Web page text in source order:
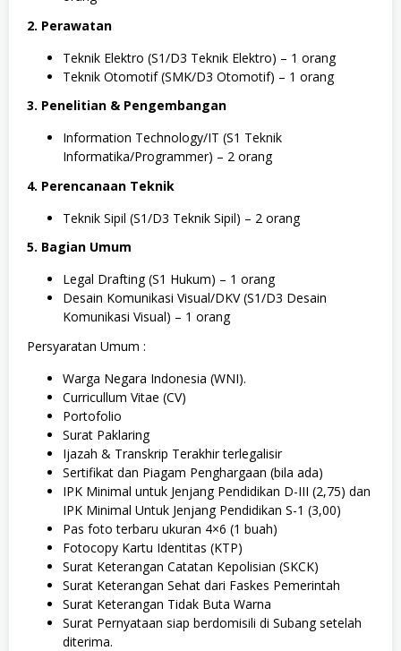
i
k
2. Perawatan
Teknik Elektro (S1/D3 Teknik Elektro) – 1 orang
Teknik Otomotif (SMK/D3 Otomotif) – 1 orang
3. Penelitian & Pengembangan
Information Technology/IT (S1 Teknik
Informatika/Programmer) – 2 orang
4. Perencanaan Teknik
Teknik Sipil (S1/D3 Teknik Sipil) – 2 orang
5. Bagian Umum
Legal Drafting (S1 Hukum) – 1 orang
Desain Komunikasi Visual/DKV (S1/D3 Desain
Komunikasi Visual) – 1 orang
Persyaratan Umum :
Warga Negara Indonesia (WNI).
Curricullum Vitae (CV)
Portofolio
Surat Paklaring
Ijazah & Transkrip Terakhir terlegalisir
Sertifikat dan Piagam Penghargaan (bila ada)
IPK Minimal untuk Jenjang Pendidikan D-III (2,75) dan
IPK Minimal Untuk Jenjang Pendidikan S-1 (3,00)
Pas foto terbaru ukuran 4×6 (1 buah)
Fotocopy Kartu Identitas (KTP)
Surat Keterangan Catatan Kepolisian (SKCK)
Surat Keterangan Sehat dari Faskes Pemerintah
Surat Keterangan Tidak Buta Warna
Surat Pernyataan siap berdomisili di Subang setelah
diterima.